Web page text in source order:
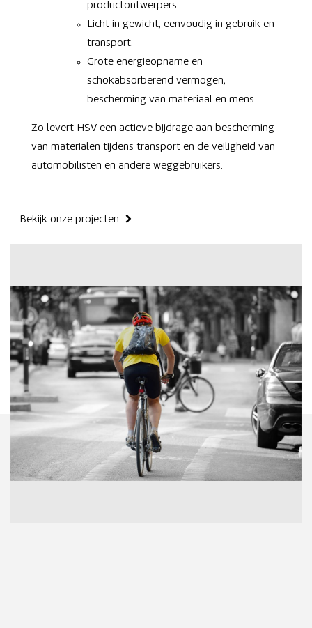
productontwerpers.
Licht in gewicht, eenvoudig in gebruik en
transport.
Grote energieopname en
schokabsorberend vermogen,
bescherming van materiaal en mens.
Zo levert HSV een actieve bijdrage aan bescherming
van materialen tijdens transport en de veiligheid van
automobilisten en andere weggebruikers.
Bekijk onze projecten